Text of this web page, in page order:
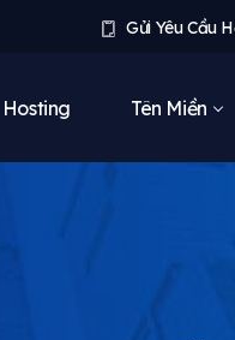
Gửi Yêu Cầu
Hosting Tên Miền